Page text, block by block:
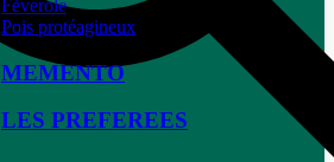
Féverole
Pois protéagineux
MEMENTO
LES PREFEREES